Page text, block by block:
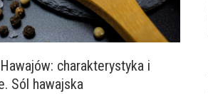
charakterystyka i
Sól hawajska